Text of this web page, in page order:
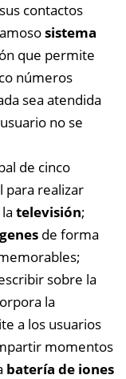
contactos
sistema
que permite
números
sea atendida
no se
de cinco
para realizar
televisión;
de forma
sobre la
la
a los usuarios
momentos
batería de iones